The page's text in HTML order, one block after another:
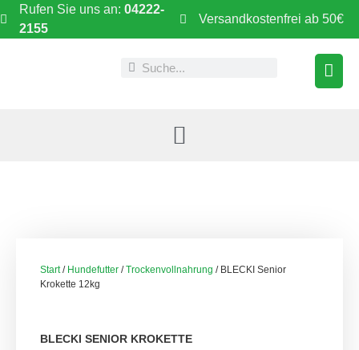
Rufen Sie uns an: 04222-
2155
Versandkostenfrei ab 50€
Start/ Hundefutter /Trockenvollnahrung / BLECKI Senior
Krokette 12kg
BLECKI SENIOR KROKETTE